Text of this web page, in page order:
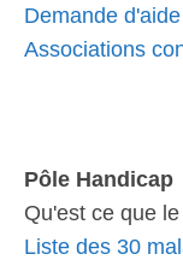
Demande
Associations
Pôle Handicap
Qu'est ce que le
Liste des 30